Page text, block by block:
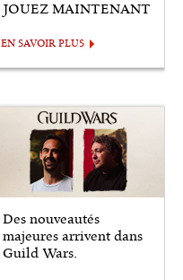
JOUEZ MAINTENANT
EN SAVOIR PLUS
Des nouveautés
majeures arrivent dans
Guild Wars.